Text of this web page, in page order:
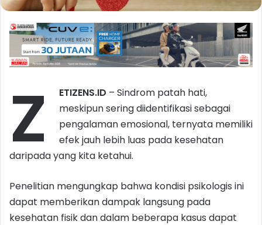
Z ETIZENS.ID – Sindrom patah hati,
meskipun sering diidentifikasi sebagai
pengalaman emosional, ternyata memiliki
efek jauh lebih luas pada kesehatan
daripada yang kita ketahui.
Penelitian mengungkap bahwa kondisi psikologis ini
dapat memberikan dampak langsung pada
kesehatan fisik dan dalam beberapa kasus dapat